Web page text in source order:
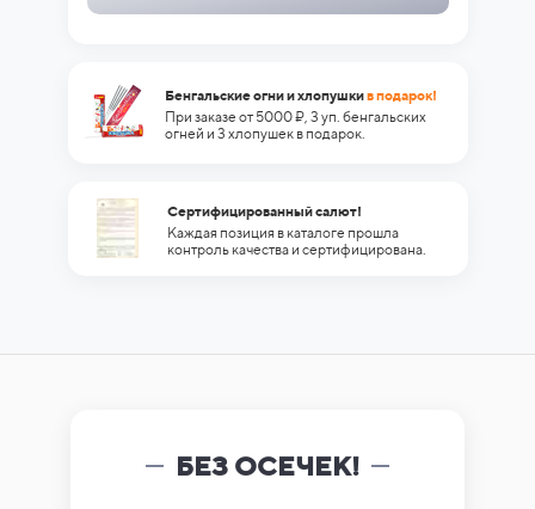
Бенгальские огни и хлопушкив подарок!
При заказе от 5000 ₽, 3 уп. бенгальских
огней и 3 хлопушек в подарок.
Сертифицированный салют!
Каждая позиция в каталоге прошла
контроль качества и сертифицирована.
БЕЗ ОСЕЧЕК!